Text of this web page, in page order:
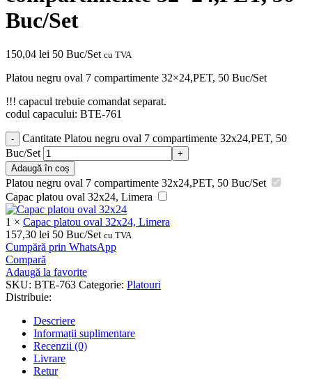
Buc/Set
150,04 lei 50 Buc/Set cu TVA
Platou negru oval 7 compartimente 32×24,PET, 50 Buc/Set
!!! capacul trebuie comandat separat.
codul capacului: BTE-761
Cantitate Platou negru oval 7 compartimente 32x24,PET, 50
Buc/Set
Adaugă în coș
Platou negru oval 7 compartimente 32x24,PET, 50 Buc/Set
Capac platou oval 32x24, Limera
1 × Capac platou oval 32x24, Limera
157,30 lei 50 Buc/Set cu TVA
Cumpără prin WhatsApp
Compară
Adaugă la favorite
SKU: BTE-763 Categorie: Platouri
Distribuie:
Descriere
Informații suplimentare
Recenzii (0)
Livrare
Retur